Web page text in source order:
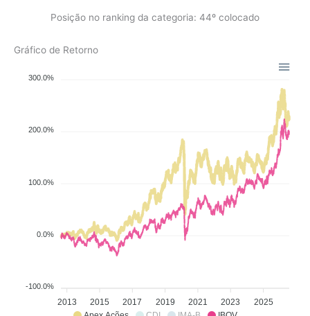
Posição no ranking da categoria: 44º colocado
Gráfico de Retorno
300.0%
200.0%
100.0%
0.0%
-100.0%
2013 2015 2017 2019 2021 2023 2025